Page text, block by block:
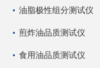
油脂极性组分测试仪
煎炸油品质测试仪
食用油品质测试仪